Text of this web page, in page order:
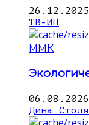
26.12.2025
ТВ-ИН
ММК
06.08.2026
Дина